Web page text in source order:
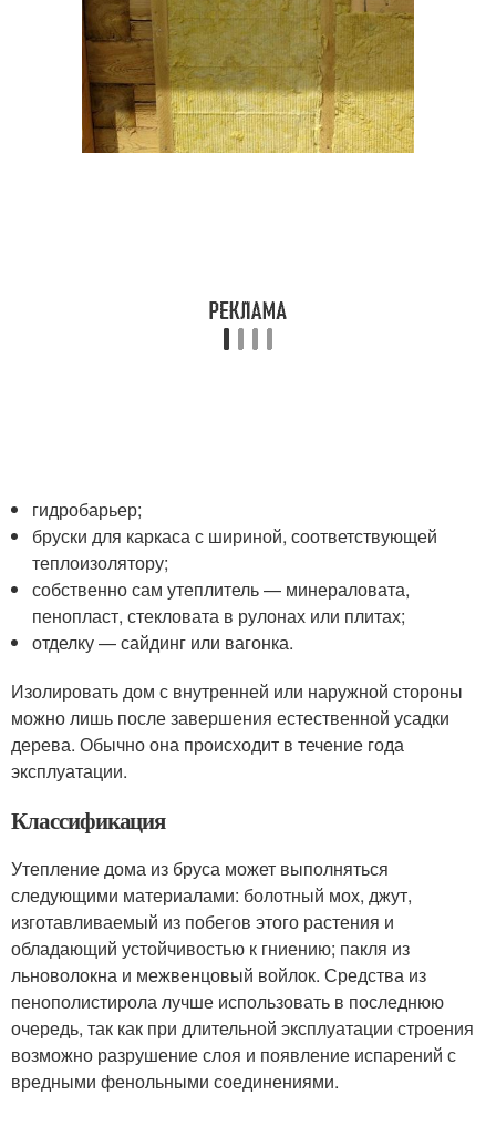
гидробарьер;
бруски для каркаса с шириной, соответствующей
теплоизолятору;
собственно сам утеплитель — минераловата,
пенопласт, стекловата в рулонах или плитах;
отделку — сайдинг или вагонка.
Изолировать дом с внутренней или наружной стороны
можно лишь после завершения естественной усадки
дерева. Обычно она происходит в течение года
эксплуатации.
Классификация
Утепление дома из бруса может выполняться
следующими материалами: болотный мох, джут,
изготавливаемый из побегов этого растения и
обладающий устойчивостью к гниению; пакля из
льноволокна и межвенцовый войлок. Средства из
пенополистирола лучше использовать в последнюю
очередь, так как при длительной эксплуатации строения
возможно разрушение слоя и появление испарений с
вредными фенольными соединениями.